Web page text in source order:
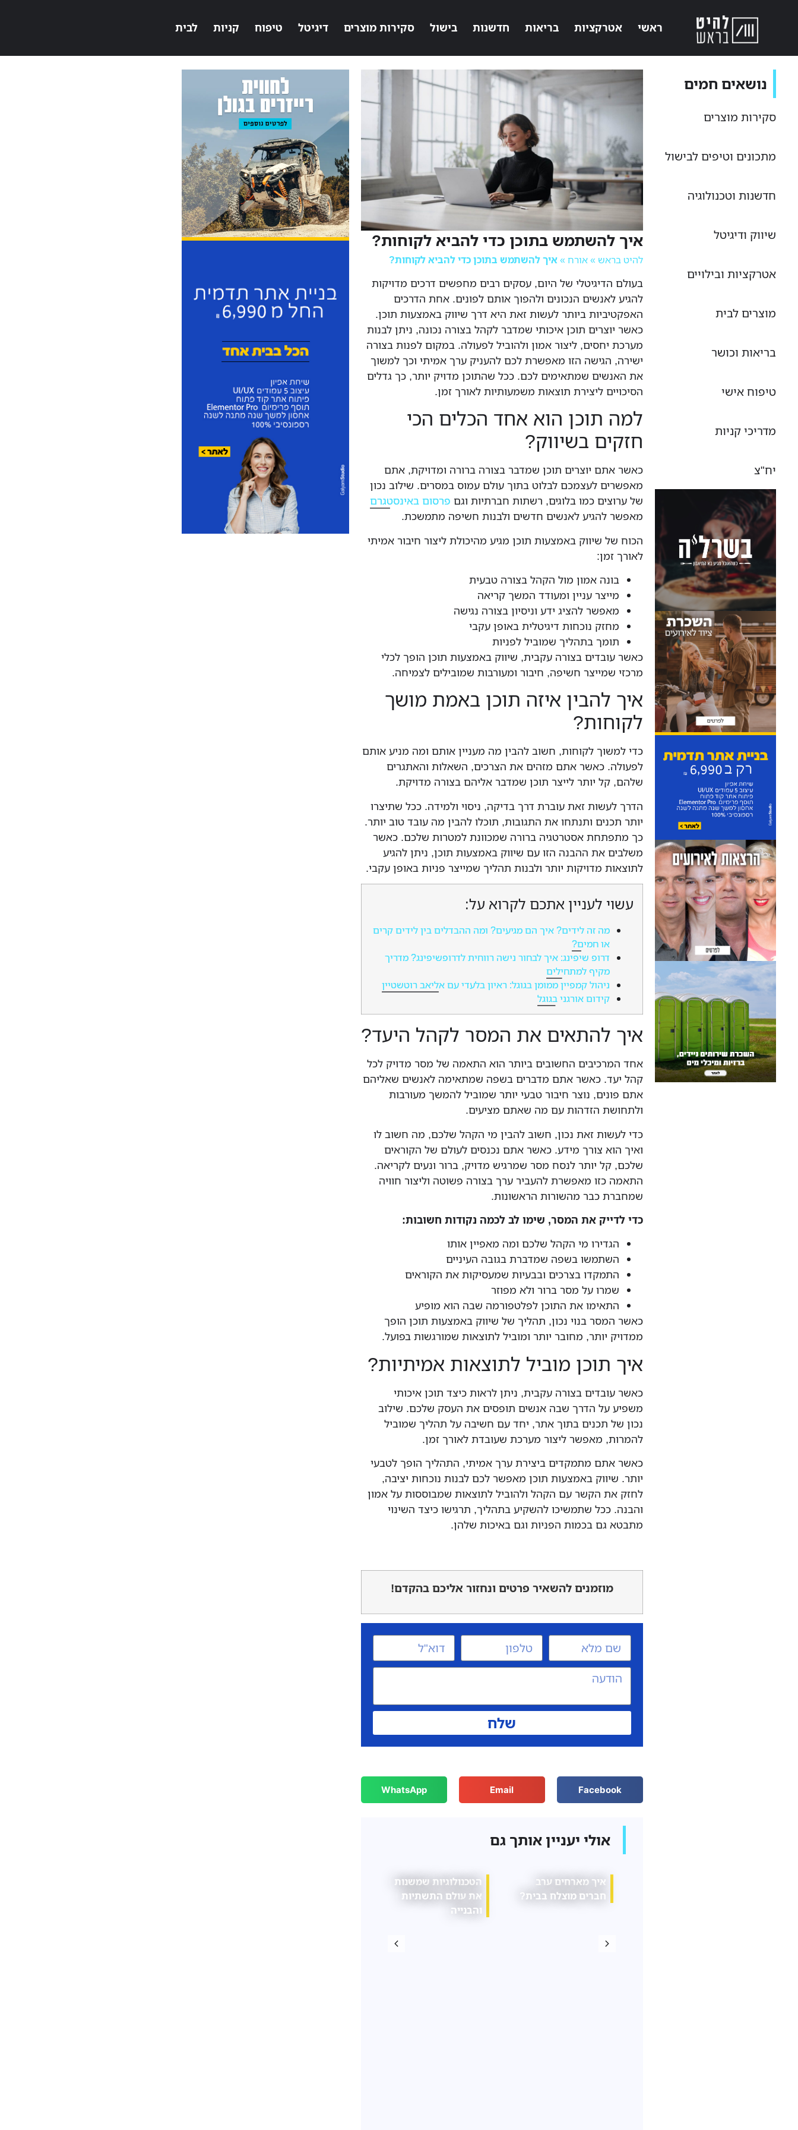
ראשי אטרקציות בריאות חדשנות בישול סקירות מוצרים דיגיטל טיפוח קניות לבית
נושאים חמים
סקירות מוצרים
מתכונים וטיפים לבישול
חדשנות וטכנולוגיה
שיווק ודיגיטל
אטרקציות ובילויים
מוצרים לבית
בריאות וכושר
טיפוח אישי
מדריכי קניות
יח"צ
איך להשתמש בתוכן כדי להביא לקוחות?
להיט בראש »אורח »איך להשתמש בתוכן כדי להביא לקוחות?
בעולם הדיגיטלי של היום, עסקים רבים מחפשים דרכים מדויקות
להגיע לאנשים הנכונים ולהפוך אותם לפונים. אחת הדרכים
האפקטיביות ביותר לעשות זאת היא דרך שיווק באמצעות תוכן.
כאשר יוצרים תוכן איכותי שמדבר לקהל בצורה נכונה, ניתן לבנות
מערכת יחסים, ליצור אמון ולהוביל לפעולה. במקום לפנות בצורה
ישירה, הגישה הזו מאפשרת לכם להעניק ערך אמיתי וכך למשוך
את האנשים שמתאימים לכם. ככל שהתוכן מדויק יותר, כך גדלים
הסיכויים ליצירת תוצאות משמעותיות לאורך זמן.
למה תוכן הוא אחד הכלים הכי
חזקים בשיווק?
כאשר אתם יוצרים תוכן שמדבר בצורה ברורה ומדויקת, אתם
מאפשרים לעצמכם לבלוט בתוך עולם עמוס במסרים. שילוב נכון
של ערוצים כמו בלוגים, רשתות חברתיות וגם פרסום באינסטגרם
מאפשר להגיע לאנשים חדשים ולבנות חשיפה מתמשכת.
הכוח של שיווק באמצעות תוכן מגיע מהיכולת ליצור חיבור אמיתי
לאורך זמן:
בונה אמון מול הקהל בצורה טבעית
מייצר עניין ומעודד המשך קריאה
מאפשר להציג ידע וניסיון בצורה נגישה
מחזק נוכחות דיגיטלית באופן עקבי
תומך בתהליך שמוביל לפניות
כאשר עובדים בצורה עקבית, שיווק באמצעות תוכן הופך לכלי
מרכזי שמייצר חשיפה, חיבור ומעורבות שמובילים לצמיחה.
איך להבין איזה תוכן באמת מושך
לקוחות?
כדי למשוך לקוחות, חשוב להבין מה מעניין אותם ומה מניע אותם
לפעולה. כאשר אתם מזהים את הצרכים, השאלות והאתגרים
שלהם, קל יותר לייצר תוכן שמדבר אליהם בצורה מדויקת.
הדרך לעשות זאת עוברת דרך בדיקה, ניסוי ולמידה. ככל שתיצרו
יותר תכנים ותנתחו את התגובות, תוכלו להבין מה עובד טוב יותר.
כך מתפתחת אסטרטגיה ברורה שמכוונת למטרות שלכם. כאשר
משלבים את ההבנה הזו עם שיווק באמצעות תוכן, ניתן להגיע
לתוצאות מדויקות יותר ולבנות תהליך שמייצר פניות באופן עקבי.
עשוי לעניין אתכם לקרוא על:
מה זה לידים? איך הם מגיעים? ומה ההבדלים בין לידים קרים
או חמים?
דרופ שיפינג: איך לבחור נישה רווחית לדרופשיפינג? מדריך
מקיף למתחילים
ניהול קמפיין ממומן בגוגל: ראיון בלעדי עם אליאב רוטשטיין
קידום אורגני בגוגל
איך להתאים את המסר לקהל היעד?
אחד המרכיבים החשובים ביותר הוא התאמה של מסר מדויק לכל
קהל יעד. כאשר אתם מדברים בשפה שמתאימה לאנשים שאליהם
אתם פונים, נוצר חיבור טבעי יותר שמוביל להמשך מעורבות
ולתחושת הזדהות עם מה שאתם מציעים.
כדי לעשות זאת נכון, חשוב להבין מי הקהל שלכם, מה חשוב לו
ואיך הוא צורך מידע. כאשר אתם נכנסים לעולם של הקוראים
שלכם, קל יותר לנסח מסר שמרגיש מדויק, ברור ונעים לקריאה.
התאמה כזו מאפשרת להעביר ערך בצורה פשוטה וליצור חוויה
שמחברת כבר מהשורות הראשונות.
כדי לדייק את המסר, שימו לב לכמה נקודות חשובות:
הגדירו מי הקהל שלכם ומה מאפיין אותו
השתמשו בשפה שמדברת בגובה העיניים
התמקדו בצרכים ובבעיות שמעסיקות את הקוראים
שמרו על מסר ברור ולא מפוזר
התאימו את התוכן לפלטפורמה שבה הוא מופיע
כאשר המסר בנוי נכון, תהליך של שיווק באמצעות תוכן הופך
ממדויק יותר, מחובר יותר ומוביל לתוצאות שמורגשות בפועל.
איך תוכן מוביל לתוצאות אמיתיות?
כאשר עובדים בצורה עקבית, ניתן לראות כיצד תוכן איכותי
משפיע על הדרך שבה אנשים תופסים את העסק שלכם. שילוב
נכון של תכנים בתוך אתר, יחד עם חשיבה על תהליך שמוביל
להמרות, מאפשר ליצור מערכת שעובדת לאורך זמן.
כאשר אתם מתמקדים ביצירת ערך אמיתי, התהליך הופך לטבעי
יותר. שיווק באמצעות תוכן מאפשר לכם לבנות נוכחות יציבה,
לחזק את הקשר עם הקהל ולהוביל לתוצאות שמבוססות על אמון
והבנה. ככל שתמשיכו להשקיע בתהליך, תרגישו כיצד השינוי
מתבטא גם בכמות הפניות וגם באיכות שלהן.
מוזמנים להשאיר פרטים ונחזור אליכם בהקדם!
שלח
Facebook
Email
WhatsApp
אולי יעניין אותך גם
הטכנולוגיות שמשנות
את עולם התשתיות
הרגלי קנייה חכמים
שהופכים את הארון
הרגלים יומיומיים
קטנים שעלולים